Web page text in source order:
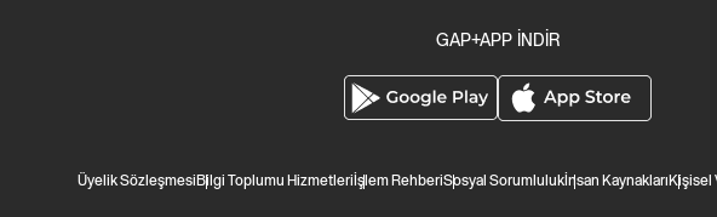
GAP+APP İNDİR
Üyelik SözleşmesiBilgi Toplumu Hizmetleriİşlem RehberiSosyal Sorumlulukİnsan KaynaklarıKişisel